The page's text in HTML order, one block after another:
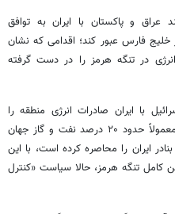
عراق و پاکستان با ایران به توافق
خلیج فارس عبور کند؛ اقدامی که نشان
در تنگه هرمز را در دست گرفته
با ایران صادرات انرژی منطقه را
به‌شدت کاهش داده است؛ منطقه‌ای که معمولاً حدود ۲۰ درصد نفت و گاز جهان
ایران را محاصره کرده است، با این
کامل تنگه هرمز، حالا سیاست «کنترل